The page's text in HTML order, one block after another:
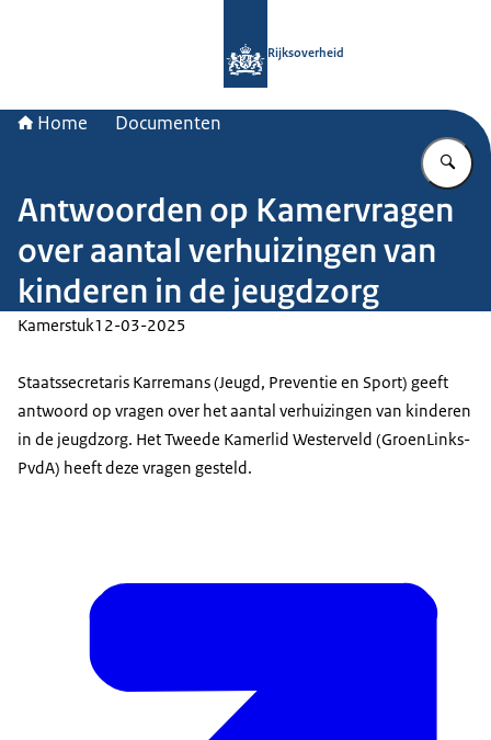
Rijksoverheid
Home Documenten
Antwoorden op Kamervragen
over aantal verhuizingen van
kinderen in de jeugdzorg
Kamerstuk12-03-2025
Staatssecretaris Karremans (Jeugd, Preventie en Sport) geeft
antwoord op vragen over het aantal verhuizingen van kinderen
in de jeugdzorg. Het Tweede Kamerlid Westerveld (GroenLinks-
PvdA) heeft deze vragen gesteld.